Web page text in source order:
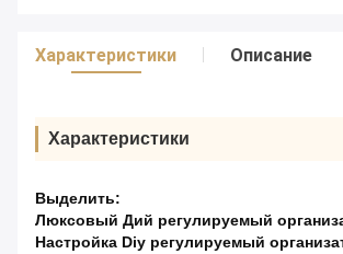
Характеристики Описание
Характеристики
Выделить:
Люксовый Дий регулируемый
Настройка Diy регулируемый